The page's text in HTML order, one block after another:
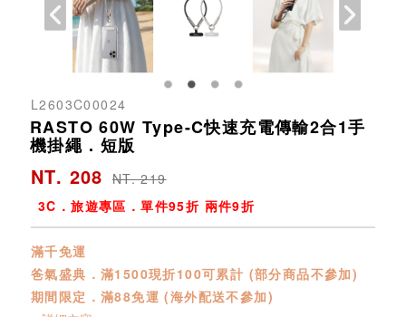
L2603C00024
RASTO 60W Type-C快速充電傳輸2合1手
機掛繩．短版
NT. 208 NT. 219
3C．旅遊專區．單件95折 兩件9折
滿千免運
爸氣盛典．滿1500現折100可累計 (部分商品不參加)
期間限定．滿88免運 (海外配送不參加)